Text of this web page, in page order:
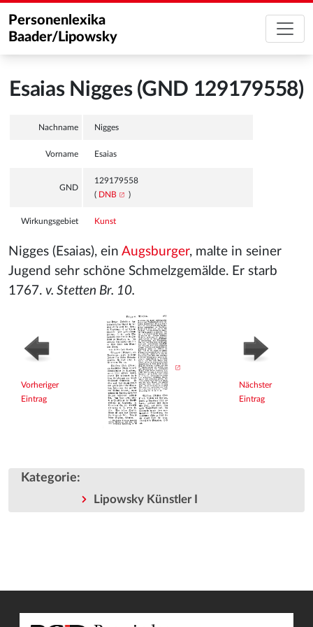
Personenlexika
Baader/Lipowsky
Esaias Nigges (GND 129179558)
Nachname Nigges
Vorname Esaias
GND
129179558
( DNB )
Wirkungsgebiet Kunst
Nigges (Esaias), ein Augsburger, malte in seiner
Jugend sehr schöne Schmelzgemälde. Er starb
1767. v. Stetten Br. 10.
Vorheriger
Eintrag
Nächster
Eintrag
Kategorie:
Lipowsky Künstler I